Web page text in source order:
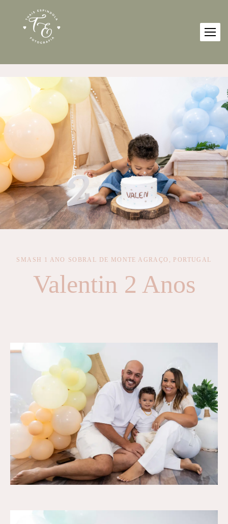
SMASH 1 ANO SOBRAL DE MONTE AGRAÇO, PORTUGAL
Valentin 2 Anos